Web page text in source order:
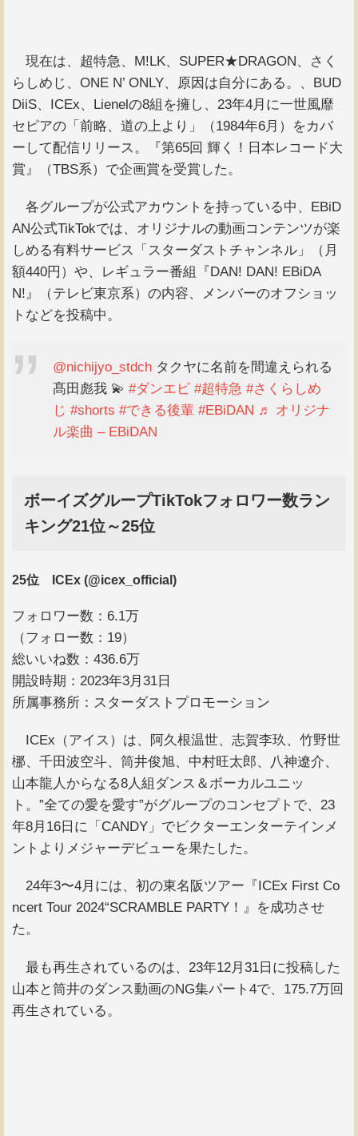
現在は、超特急、M!LK、SUPER★DRAGON、さく
らしめじ、ONE N’ ONLY、原因は自分にある。、BUD
DiiS、ICEx、Lienelの8組を擁し、23年4月に一世風靡
セピアの「前略、道の上より」（1984年6月）をカバ
ーして配信リリース。『第65回 輝く！日本レコード大
賞』（TBS系）で企画賞を受賞した。
各グループが公式アカウントを持っている中、EBiD
AN公式TikTokでは、オリジナルの動画コンテンツが楽
しめる有料サービス「スターダストチャンネル」（月
額440円）や、レギュラー番組『DAN! DAN! EBiDA
N!』（テレビ東京系）の内容、メンバーのオフショッ
トなどを投稿中。
@nichijyo_stdch タクヤに名前を間違えられる
髙田彪我 💫 #ダンエビ #超特急 #さくらしめ
じ #shorts #できる後輩 #EBiDAN ♬ オリジナ
ル楽曲 – EBiDAN
ボーイズグループTikTokフォロワー数ラン
キング21位～25位
25位 ICEx (@icex_official)
フォロワー数：6.1万
（フォロー数：19）
総いいね数：436.6万
開設時期：2023年3月31日
所属事務所：スターダストプロモーション
ICEx（アイス）は、阿久根温世、志賀李玖、竹野世
梛、千田波空斗、筒井俊旭、中村旺太郎、八神遼介、
山本龍人からなる8人組ダンス＆ボーカルユニッ
ト。”全ての愛を愛す”がグループのコンセプトで、23
年8月16日に「CANDY」でビクターエンターテインメ
ントよりメジャーデビューを果たした。
24年3〜4月には、初の東名阪ツアー『ICEx First Co
ncert Tour 2024“SCRAMBLE PARTY！』を成功させ
た。
最も再生されているのは、23年12月31日に投稿した
山本と筒井のダンス動画のNG集パート4で、175.7万回
再生されている。